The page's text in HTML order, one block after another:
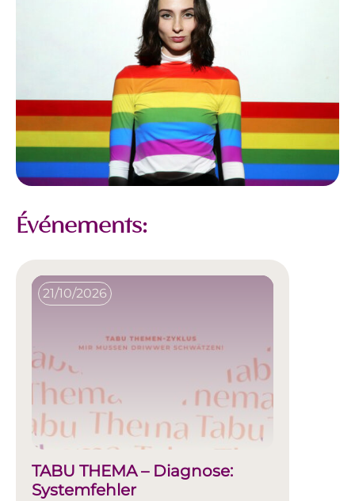
Événements:
21/10/2026
TABU THEMA – Diagnose:
Systemfehler